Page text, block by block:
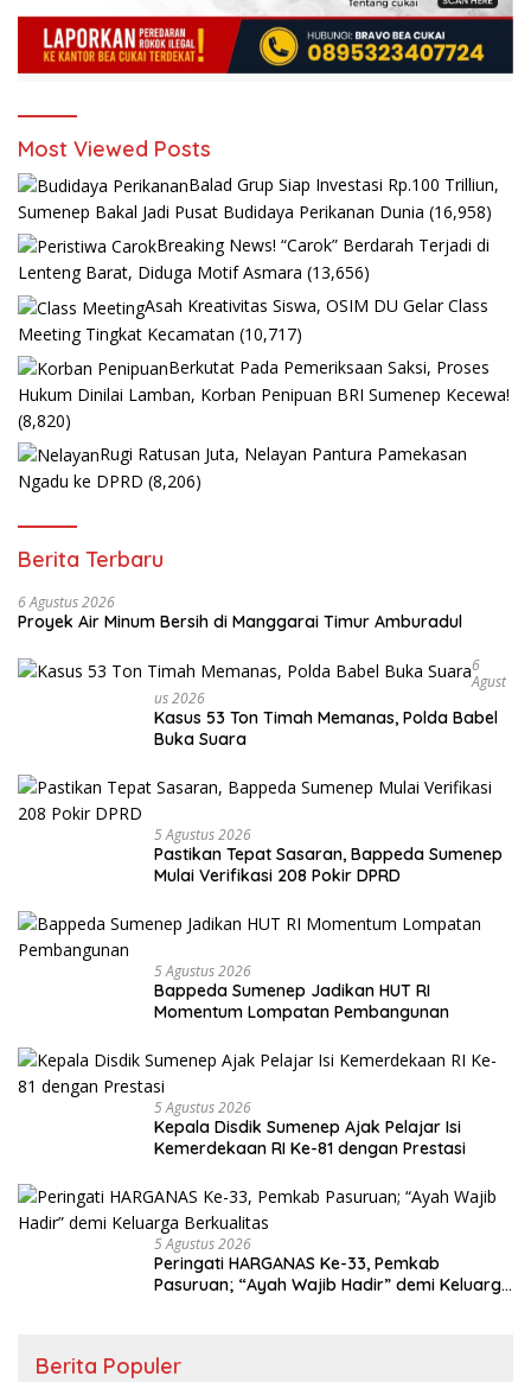
Most Viewed Posts
Balad Grup Siap Investasi Rp.100 Trilliun,
Sumenep Bakal Jadi Pusat Budidaya Perikanan Dunia (16,958)
Breaking News! “Carok” Berdarah Terjadi di
Lenteng Barat, Diduga Motif Asmara (13,656)
Asah Kreativitas Siswa, OSIM DU Gelar Class
Meeting Tingkat Kecamatan (10,717)
Berkutat Pada Pemeriksaan Saksi, Proses
Hukum Dinilai Lamban, Korban Penipuan BRI Sumenep Kecewa!
(8,820)
Rugi Ratusan Juta, Nelayan Pantura Pamekasan
Ngadu ke DPRD (8,206)
Berita Terbaru
6 Agustus 2026
Proyek Air Minum Bersih di Manggarai Timur Amburadul
6
Agust
Us 2026
Kasus 53 Ton Timah Memanas, Polda Babel
Buka Suara
5 Agustus 2026
Pastikan Tepat Sasaran, Bappeda Sumenep
Mulai Verifikasi 208 Pokir DPRD
5 Agustus 2026
Bappeda Sumenep Jadikan HUT RI
Momentum Lompatan Pembangunan
5 Agustus 2026
Kepala Disdik Sumenep Ajak Pelajar Isi
Kemerdekaan RI Ke-81 dengan Prestasi
5 Agustus 2026
Peringati HARGANAS Ke-33, Pemkab
Pasuruan; “Ayah Wajib Hadir” demi Keluarga
Berita Populer